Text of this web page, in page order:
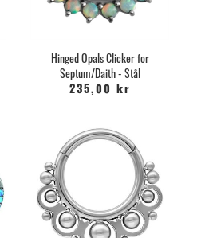
Hinged Opals Clicker for
Septum/Daith - Stål
235,00 kr